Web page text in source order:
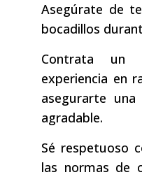
Asegúrate de
bocadillos
Contrata un
experiencia en
asegurarte
agradable.
Sé respetuoso
las normas de